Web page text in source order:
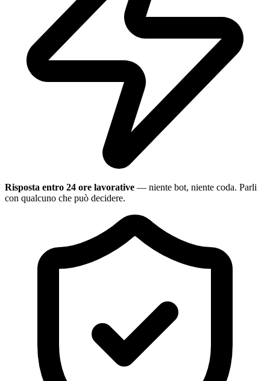
Risposta entro 24 ore lavorative — niente bot, niente coda. Parli
con qualcuno che può decidere.